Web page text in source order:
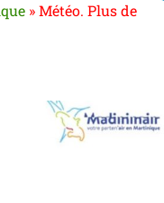
»Météo. Plus de